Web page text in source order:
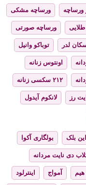
ورساچه مشکی
ورساچه صورتی
لدر توباکو وانیل
اونتوس زنانه
۲۱۲ سکسی زنانه
رز لانکوم آیدول
بلک بولگاری آکوا
دی نایت مردانه
آمواج اینترلود